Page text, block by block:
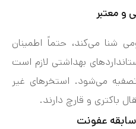
و معتبر
شنا می‌کند، حتماً اطمینان
بهداشتی لازم است
می‌شود. استخرهای غیر
باکتری و قارچ دارند.
سابقه عفونت